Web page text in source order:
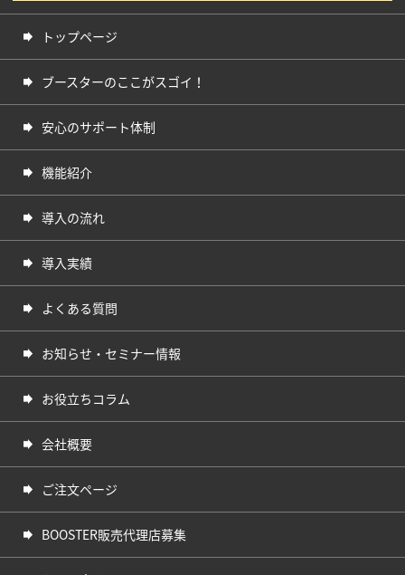
トップページ
ブースターのここがスゴイ！
安心のサポート体制
機能紹介
導入の流れ
導入実績
よくある質問
お知らせ・セミナー情報
お役立ちコラム
会社概要
ご注文ページ
BOOSTER販売代理店募集